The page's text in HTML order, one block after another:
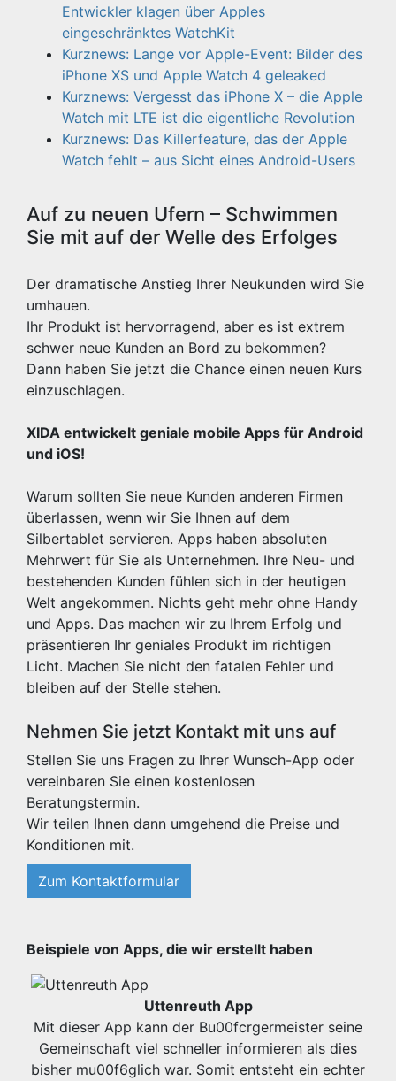
Entwickler klagen über Apples
eingeschränktes WatchKit
Kurznews: Lange vor Apple-Event: Bilder des
iPhone XS und Apple Watch 4 geleaked
Kurznews: Vergesst das iPhone X – die Apple
Watch mit LTE ist die eigentliche Revolution
Kurznews: Das Killerfeature, das der Apple
Watch fehlt – aus Sicht eines Android-Users
Auf zu neuen Ufern – Schwimmen
Sie mit auf der Welle des Erfolges
Der dramatische Anstieg Ihrer Neukunden wird Sie
umhauen.
Ihr Produkt ist hervorragend, aber es ist extrem
schwer neue Kunden an Bord zu bekommen?
Dann haben Sie jetzt die Chance einen neuen Kurs
einzuschlagen.
XIDA entwickelt geniale mobile Apps für Android
und iOS!
Warum sollten Sie neue Kunden anderen Firmen
überlassen, wenn wir Sie Ihnen auf dem
Silbertablet servieren. Apps haben absoluten
Mehrwert für Sie als Unternehmen. Ihre Neu- und
bestehenden Kunden fühlen sich in der heutigen
Welt angekommen. Nichts geht mehr ohne Handy
und Apps. Das machen wir zu Ihrem Erfolg und
präsentieren Ihr geniales Produkt im richtigen
Licht. Machen Sie nicht den fatalen Fehler und
bleiben auf der Stelle stehen.
Nehmen Sie jetzt Kontakt mit uns auf
Stellen Sie uns Fragen zu Ihrer Wunsch-App oder
vereinbaren Sie einen kostenlosen
Beratungstermin.
Wir teilen Ihnen dann umgehend die Preise und
Konditionen mit.
Zum Kontaktformular
Beispiele von Apps, die wir erstellt haben
Uttenreuth App
Mit dieser App kann der Bu00fcrgermeister seine
Gemeinschaft viel schneller informieren als dies
bisher mu00f6glich war. Somit entsteht ein echter